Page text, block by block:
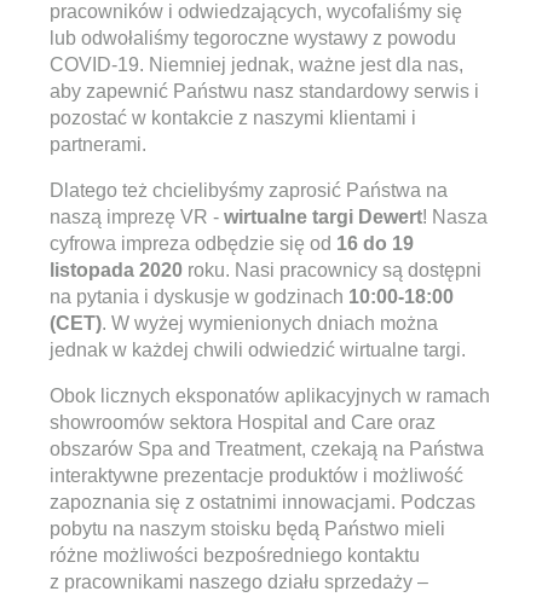
pracowników i odwiedzających, wycofaliśmy się
lub odwołaliśmy tegoroczne wystawy z powodu
COVID-19. Niemniej jednak, ważne jest dla nas,
aby zapewnić Państwu nasz standardowy serwis i
pozostać w kontakcie z naszymi klientami i
partnerami.
Dlatego też chcielibyśmy zaprosić Państwa na
naszą imprezę VR - wirtualne targi Dewert! Nasza
cyfrowa impreza odbędzie się od 16 do 19
listopada 2020 roku. Nasi pracownicy są dostępni
na pytania i dyskusje w godzinach 10:00-18:00
(CET). W wyżej wymienionych dniach można
jednak w każdej chwili odwiedzić wirtualne targi.
Obok licznych eksponatów aplikacyjnych w ramach
showroomów sektora Hospital and Care oraz
obszarów Spa and Treatment, czekają na Państwa
interaktywne prezentacje produktów i możliwość
zapoznania się z ostatnimi innowacjami. Podczas
pobytu na naszym stoisku będą Państwo mieli
różne możliwości bezpośredniego kontaktu
z pracownikami naszego działu sprzedaży –